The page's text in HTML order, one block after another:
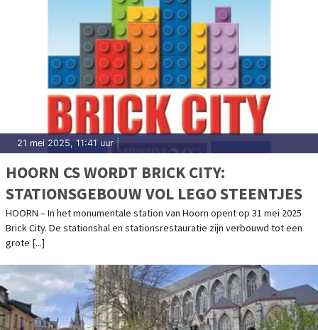
21 mei 2025, 11:41 uur
HOORN CS WORDT BRICK CITY:
STATIONSGEBOUW VOL LEGO STEENTJES
HOORN – In het monumentale station van Hoorn opent op 31 mei 2025
Brick City. De stationshal en stationsrestauratie zijn verbouwd tot een
grote [...]